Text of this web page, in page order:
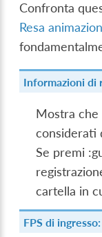
Confronta
Resa
Informazioni di
Mostra
considerati
Se premi
cartella in
FPS di ingresso: